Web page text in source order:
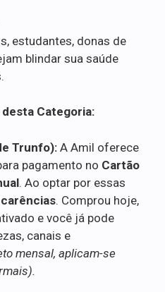
estudantes, donas de
blindar sua saúde
Categoria:
Trunfo): A Amil oferece
pagamento no Cartão
. Ao optar por essas
. Comprou hoje,
e você já pode
canais e
mensal, aplicam-se